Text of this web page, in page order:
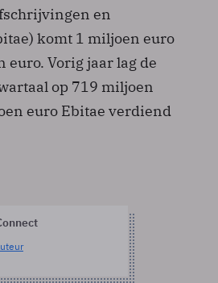
en
komt 1 miljoen euro
euro. Vorig jaar lag de
op 719 miljoen
euro Ebitae verdiend